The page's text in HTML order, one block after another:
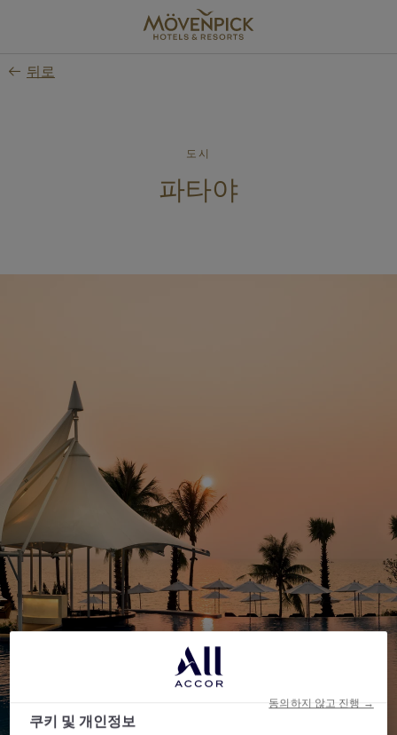
content
뒤로
도시
파타야
쿠키 및 개인정보
동의하지 않고 진행 →